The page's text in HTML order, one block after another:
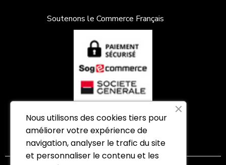
Soutenons le Commerce Français
Paiement 100% sécurisé
Nous utilisons des cookies tiers pour
améliorer votre expérience de
navigation, analyser le trafic du site
et personnaliser le contenu et les